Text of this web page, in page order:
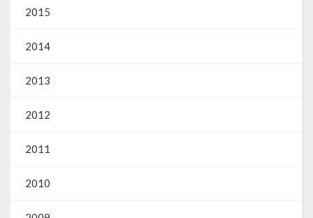
2015
2014
2013
2012
2011
2010